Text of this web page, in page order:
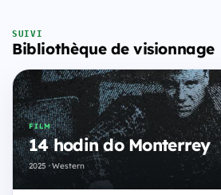
SUIVI
Bibliothèque de visionnage
FILM
14 hodin do Monterrey
2025 · Western